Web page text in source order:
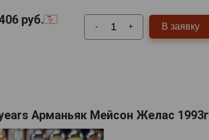
руб. - + В заявку
Арманьяк Мейсон Желас 1993г